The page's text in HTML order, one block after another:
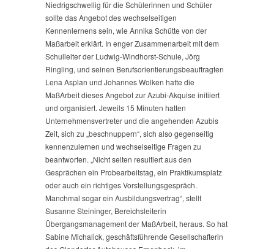
Niedrigschwellig für die Schülerinnen und Schüler
sollte das Angebot des wechselseitigen
Kennenlernens sein, wie Annika Schütte von der
Maßarbeit erklärt. In enger Zusammenarbeit mit dem
Schulleiter der Ludwig-Windhorst-Schule, Jörg
Ringling, und seinen Berufsorientierungsbeauftragten
Lena Asplan und Johannes Wolken hatte die
MaßArbeit dieses Angebot zur Azubi-Akquise initiiert
und organisiert. Jeweils 15 Minuten hatten
Unternehmensvertreter und die angehenden Azubis
Zeit, sich zu „beschnuppern“, sich also gegenseitig
kennenzulernen und wechselseitige Fragen zu
beantworten. „Nicht selten resultiert aus den
Gesprächen ein Probearbeitstag, ein Praktikumsplatz
oder auch ein richtiges Vorstellungsgespräch.
Manchmal sogar ein Ausbildungsvertrag“, stellt
Susanne Steininger, Bereichsleiterin
Übergangsmanagement der MaßArbeit, heraus. So hat
Sabine Michalick, geschäftsführende Gesellschafterin